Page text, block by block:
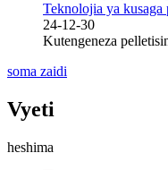
Teknolojia ya
24-12-30
Kutengeneza
soma zaidi
Vyeti
heshima